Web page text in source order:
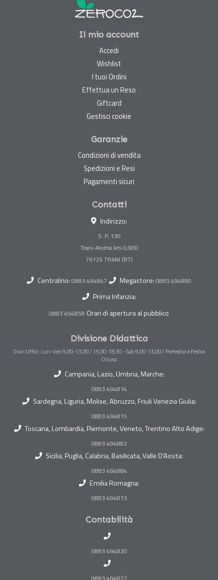
Il mio account
Accedi
Wishlist
I tuoi Ordini
Effettua un Reso
Giftcard
Gestisci cookie
Garanzie
Condizioni di vendita
Spedizioni e Resi
Pagamenti sicuri
Contatti
Indirizzo:
S. P. 130
Trani-Andria km 0,900
Centralino: 0883 494847 Megastore: 0883 494890
Prima Infanzia:
0883 494858 Orari di apertura al pubblico
Divisione Didattica
Orari Uffici: Lun-Ven 9,00-13,00 / 15,00-18,30 - Sab 9,00-13,00 / Prefestivi e Festivi
Chiuso
Campania, Lazio, Umbria, Marche:
0883 494814
Sardegna, Liguria, Molise, Abruzzo, Friuli Venezia Giulia:
0883 494815
Toscana, Lombardia, Piemonte, Veneto, Trentino Alto Adige:
0883 494882
Sicilia, Puglia, Calabria, Basilicata, Valle D'Aosta:
0883 494884
Emilia Romagna:
0883 494813
Contabilità
0883 494820
0883 494822